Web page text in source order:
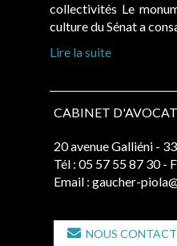
collectivités Le
culture du Sénat a
Lire la suite
CABINET
20 avenue Galliéni -
Tél : 05 57 55 87 30 -
Email : gaucher-
NOUS